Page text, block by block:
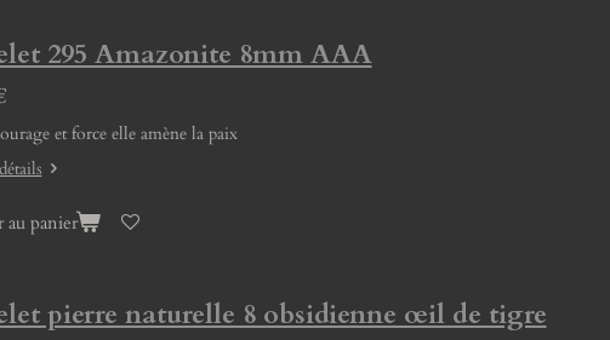
295 Amazonite 8mm AAA
et force elle amène la paix
panier
pierre naturelle 8 obsidienne œil de tigre